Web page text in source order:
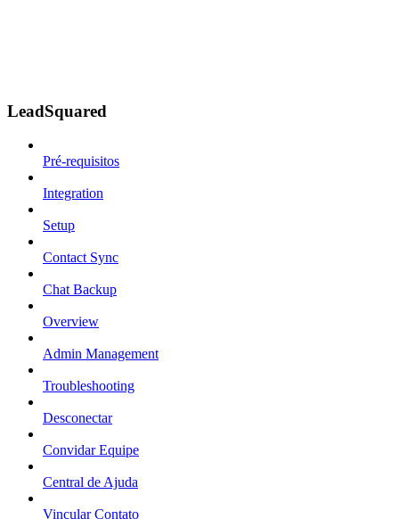
LeadSquared
Pré-requisitos
Integration
Setup
Contact Sync
Chat Backup
Overview
Admin Management
Troubleshooting
Desconectar
Convidar Equipe
Central de Ajuda
Vincular Contato